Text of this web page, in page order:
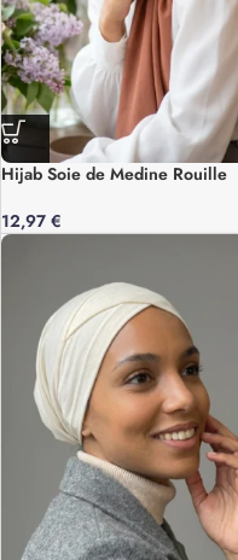
Hijab Soie de Medine Rouille
12,97 €